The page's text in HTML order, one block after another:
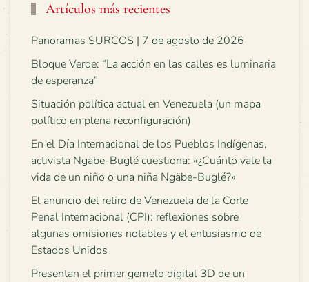
Artículos más recientes
Panoramas SURCOS | 7 de agosto de 2026
Bloque Verde: “La acción en las calles es luminaria
de esperanza”
Situación política actual en Venezuela (un mapa
político en plena reconfiguración)
En el Día Internacional de los Pueblos Indígenas,
activista Ngäbe-Buglé cuestiona: «¿Cuánto vale la
vida de un niño o una niña Ngäbe-Buglé?»
El anuncio del retiro de Venezuela de la Corte
Penal Internacional (CPI): reflexiones sobre
algunas omisiones notables y el entusiasmo de
Estados Unidos
Presentan el primer gemelo digital 3D de un